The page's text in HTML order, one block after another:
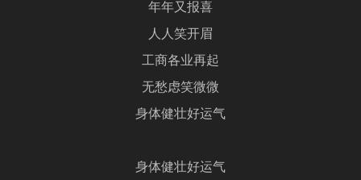
年年又报喜
人人笑开眉
工商各业再起
无愁虑笑微微
身体健壮好运气
身体健壮好运气